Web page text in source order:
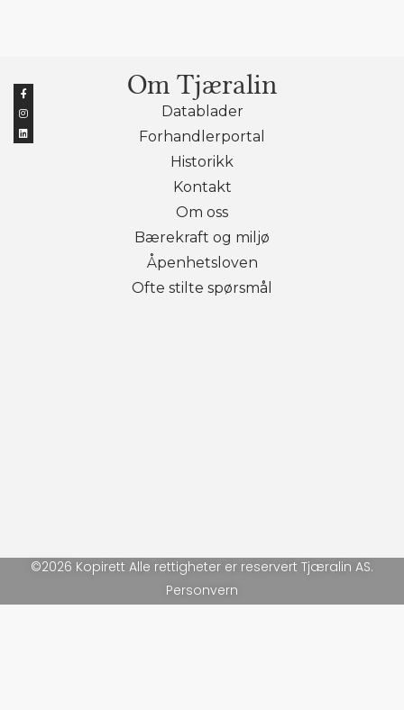
Om Tjæralin
Datablader
Forhandlerportal
Historikk
Kontakt
Om oss
Bærekraft og miljø
Åpenhetsloven
Ofte stilte spørsmål
©2026 Kopirett Alle rettigheter er reservert Tjæralin AS.
Personvern